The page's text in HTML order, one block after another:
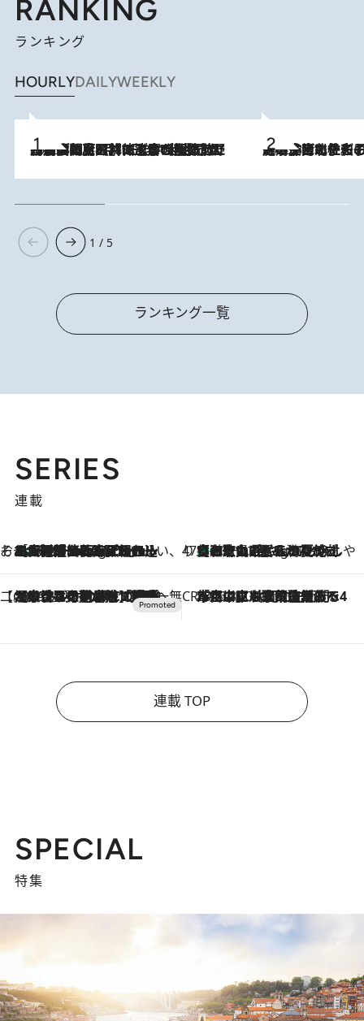
RANKING
ランキング
HOURLYDAILYWEEKLY
2026.8.8
「最後に見られてよかった」上野動物園の東園パンダ舎が解体前に特別公開。8月16日まで延長されたパネル展と共に辿る“半世紀”のパンダ飼育《解体工事の図面あり》 2026.8.3
《「文士の子ども被害者の会」発足！》阿川佐和子（72）が語る遠藤周作に北杜夫、劇作家・矢代静一の子どもたちの“文豪プライベート事件簿”
1 / 5
ランキング一覧
SERIES
連載
そおだよおこの関西おいしい、おやつ紀行10 Hours Ago
［大阪府箕面市］一皿一皿目の前で仕上げられる、料理を巧みに組み込んだアシェットデセールコース「ミチル アシェット デセール（Michiru assiette dessert）」 47都道府県の手みやげ ひんやりスイーツで夏を満喫
10 Hours Ago
【和歌山県】この夏絶対食べたい 冷やしておいしいおやつ3選 みかんがごろっと丸ごと入ったジュレ
【CREA×星野リゾート】唯一無二。癒しと発見が待つ場所へ
2026.8.7
【トンボの足水浴】ヒノキの香りに包まれて涼感マックス！約13℃の湧水かけ流しを避暑地「星野温泉 トンボの湯」で体験 CREA'S CHOICE
2026.8.7
「立川にも歌舞伎があるんだよ」 片岡仁左衛門・市川中車ら豪華座組みで4年目の立川立飛歌舞伎へ
連載 TOP
SPECIAL
特集